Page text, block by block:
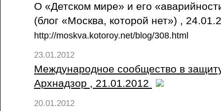
О «Детском мире» и его
(блог «Москва, которой нет») ,
http://moskva.kotoroy.net/blog/308.html
23.01.2012
Международное сообщество в
Архнадзор , 21.01.2012
20.01.2012